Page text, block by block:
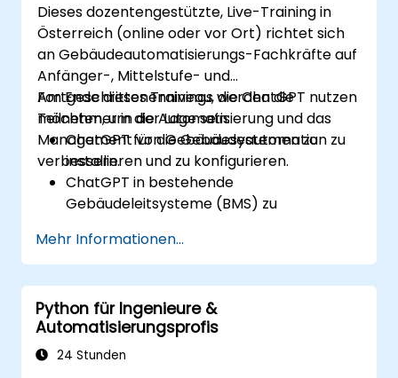
Dieses dozentengestützte, Live-Training in
Österreich (online oder vor Ort) richtet sich
an Gebäudeautomatisierungs-Fachkräfte auf
Anfänger-, Mittelstufe- und
Fortgeschrittenenniveau, die ChatGPT nutzen
möchten, um die Automatisierung und das
Management von Gebäudesystemen zu
verbessern.
Am Ende dieses Trainings werden die
Teilnehmer in der Lage sein:
ChatGPT für die Gebäudeautomation zu
installieren und zu konfigurieren.
ChatGPT in bestehende
Gebäudeleitsysteme (BMS) zu
Die Steuerung von Beleuchtung, HLK
(Heizung, Lüftung, Klima) und
Brandschutzsystemen durch ChatGPT zu
automatisieren.
Maßgeschneiderte
Automatisierungsskripte zu entwickeln
Mehr Informationen...
Python für Ingenieure &
Automatisierungsprofis
24 Stunden